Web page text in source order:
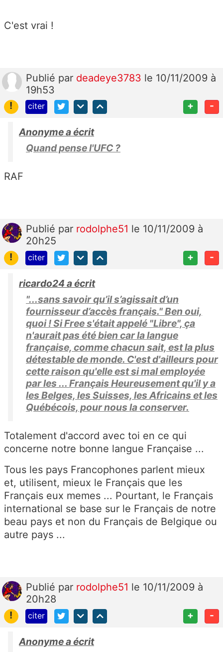
C'est vrai !
Publié par deadeye3783 le 10/11/2009 à
19h53
!
citer + -
Anonyme a écrit
Quand pense l'UFC ?
RAF
Publié par rodolphe51 le 10/11/2009 à
20h25
!
citer + -
ricardo24 a écrit
"...sans savoir qu’il s’agissait d’un
fournisseur d’accès français." Ben oui,
quoi ! Si Free s'était appelé "Libre", ça
n'aurait pas été bien car la langue
française, comme chacun sait, est la plus
détestable de monde. C'est d'ailleurs pour
cette raison qu'elle est si mal employée
par les ... Français Heureusement qu'il y a
les Belges, les Suisses, les Africains et les
Québécois, pour nous la conserver.
Totalement d'accord avec toi en ce qui
concerne notre bonne langue Française ...
Tous les pays Francophones parlent mieux
et, utilisent, mieux le Français que les
Français eux memes ... Pourtant, le Français
international se base sur le Français de notre
beau pays et non du Français de Belgique ou
autre pays ...
Publié par rodolphe51 le 10/11/2009 à
20h28
!
citer + -
Anonyme a écrit